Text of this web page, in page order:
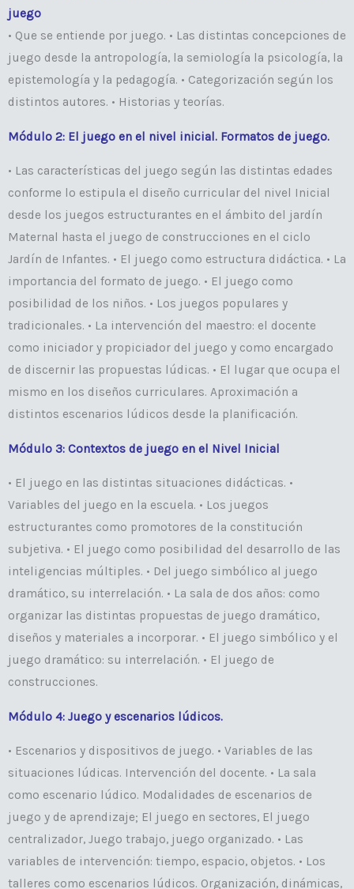
juego
• Que se entiende por juego. • Las distintas concepciones de
juego desde la antropología, la semiología la psicología, la
epistemología y la pedagogía. • Categorización según los
distintos autores. • Historias y teorías.
Módulo 2: El juego en el nivel inicial. Formatos de juego.
• Las características del juego según las distintas edades
conforme lo estipula el diseño curricular del nivel Inicial
desde los juegos estructurantes en el ámbito del jardín
Maternal hasta el juego de construcciones en el ciclo
Jardín de Infantes. • El juego como estructura didáctica. • La
importancia del formato de juego. • El juego como
posibilidad de los niños. • Los juegos populares y
tradicionales. • La intervención del maestro: el docente
como iniciador y propiciador del juego y como encargado
de discernir las propuestas lúdicas. • El lugar que ocupa el
mismo en los diseños curriculares. Aproximación a
distintos escenarios lúdicos desde la planificación.
Módulo 3: Contextos de juego en el Nivel Inicial
• El juego en las distintas situaciones didácticas. •
Variables del juego en la escuela. • Los juegos
estructurantes como promotores de la constitución
subjetiva. • El juego como posibilidad del desarrollo de las
inteligencias múltiples. • Del juego simbólico al juego
dramático, su interrelación. • La sala de dos años: como
organizar las distintas propuestas de juego dramático,
diseños y materiales a incorporar. • El juego simbólico y el
juego dramático: su interrelación. • El juego de
construcciones.
Módulo 4: Juego y escenarios lúdicos.
• Escenarios y dispositivos de juego. • Variables de las
situaciones lúdicas. Intervención del docente. • La sala
como escenario lúdico. Modalidades de escenarios de
juego y de aprendizaje; El juego en sectores, El juego
centralizador, Juego trabajo, juego organizado. • Las
variables de intervención: tiempo, espacio, objetos. • Los
talleres como escenarios lúdicos. Organización, dinámicas,